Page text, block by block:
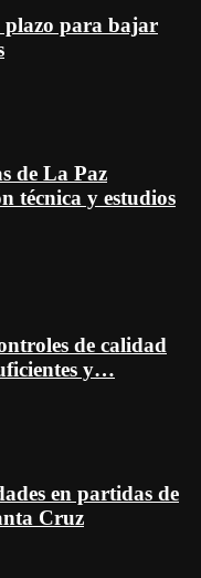
para bajar
de La Paz
técnica y estudios
de calidad
y…
en partidas de
Cruz